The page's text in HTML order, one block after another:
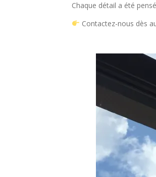
Chaque détail a été
Contactez-nous dès